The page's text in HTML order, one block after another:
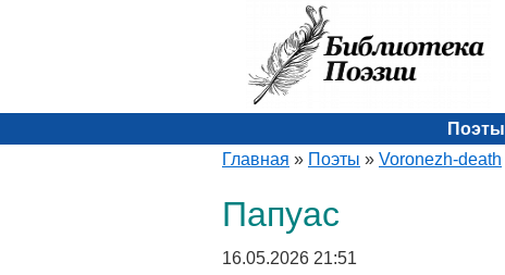
Поэты
Главная » Поэты » Voronezh-death
Папуас
16.05.2026 21:51